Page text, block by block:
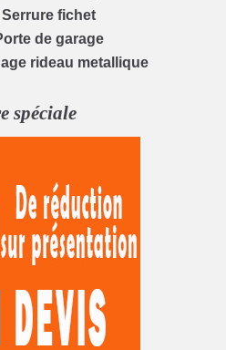
Serrure fichet
de garage
rideau metallique
spéciale